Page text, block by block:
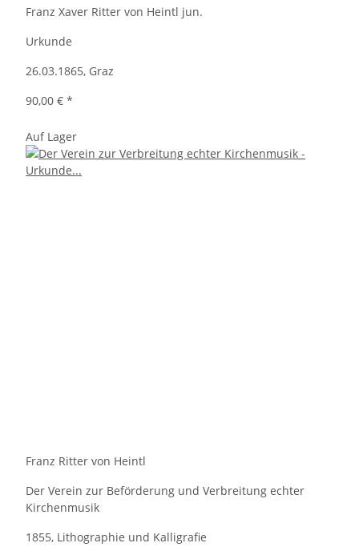
Franz Xaver Ritter von Heintl jun.
Urkunde
26.03.1865, Graz
90,00 € *
Auf Lager
Franz Ritter von Heintl
Der Verein zur Beförderung und Verbreitung echter
Kirchenmusik
1855, Lithographie und Kalligrafie